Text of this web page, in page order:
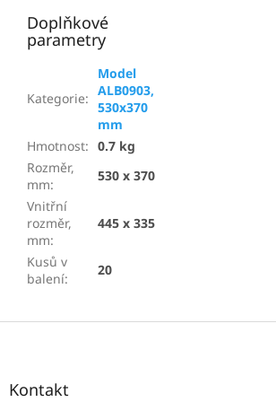
Doplňkové
parametry
Kategorie:
Model
ALB0903,
530x370
mm
Hmotnost: 0.7 kg
Rozměr,
mm:
530 x 370
Vnitřní
rozměr,
mm:
445 x 335
Kusů v
balení:
20
Z
Kontakt